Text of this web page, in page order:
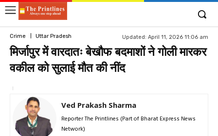
Crime Uttar Pradesh Updated: April 11, 2026 11:06 am
मिर्जापुर में वारदातः बेखौफ बदमाशों ने गोली मारकर
वकील को सुलाई मौत की नींद
Ved Prakash Sharma
Reporter The Printlines (Part of Bharat Express News
Network)